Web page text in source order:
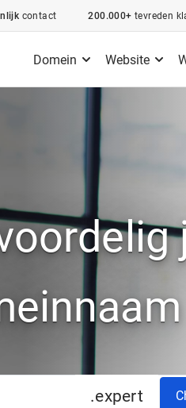
contact 200.000+ tevreden
Domein Website
.expert